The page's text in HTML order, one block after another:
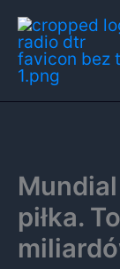
Przejdź
do
treści
piłka.